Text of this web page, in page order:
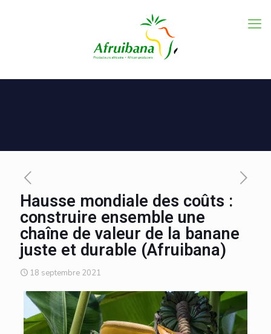
Hausse mondiale des coûts :
construire ensemble une
chaîne de valeur de la banane
juste et durable (Afruibana)
18 septembre 2021